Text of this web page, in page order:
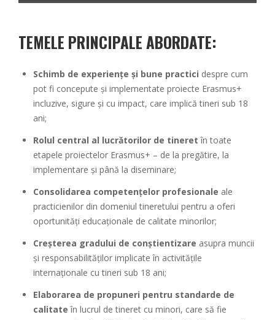
TEMELE PRINCIPALE ABORDATE:
Schimb de experiențe și bune practici despre cum
pot fi concepute și implementate proiecte Erasmus+
incluzive, sigure și cu impact, care implică tineri sub 18
ani;
Rolul central al lucrătorilor de tineret în toate
etapele proiectelor Erasmus+ – de la pregătire, la
implementare și până la diseminare;
Consolidarea competențelor profesionale ale
practicienilor din domeniul tineretului pentru a oferi
oportunități educaționale de calitate minorilor;
Creșterea gradului de conștientizare asupra muncii
și responsabilităților implicate în activitățile
internaționale cu tineri sub 18 ani;
Elaborarea de propuneri pentru standarde de
calitate în lucrul de tineret cu minori, care să fie